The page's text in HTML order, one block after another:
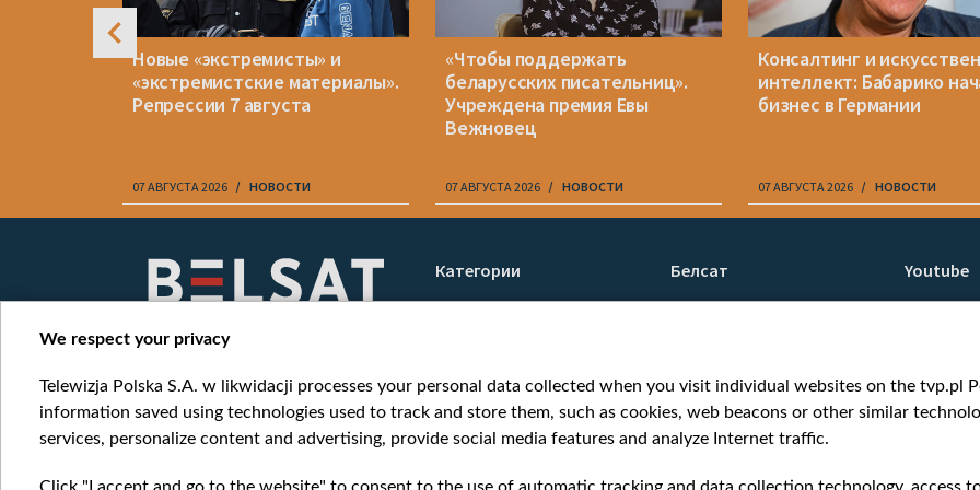
Новые «экстремисты» и
«экстремистские материалы».
Репрессии 7 августа
07 АВГУСТА 2026 НОВОСТИ
«Чтобы поддержать
беларусских писательниц».
Учреждена премия Евы
Вежновец
07 АВГУСТА 2026 НОВОСТИ
Консалтинг и
интеллект: Бабарико
бизнес в Германии
07 АВГУСТА 2026 НОВОСТИ
10
Категории
Новости
Онлайн
Белсат
О нас
Ценности «Белсата»
Как нас смотреть
Награды
Как нас поддержать
Youtube
Белсат
Belsat
Biełsat PL
Белсат
We respect your privacy
Telewizja Polska S.A. w likwidacji processes your personal data collected when you visit individual websites on the tvp.pl
information saved using technologies used to track and store them, such as cookies, web beacons or other similar
services, personalize content and advertising, provide social media features and analyze Internet traffic.